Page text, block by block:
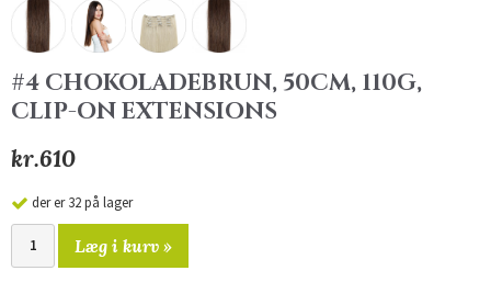
#4 CHOKOLADEBRUN, 50CM, 110G,
CLIP-ON EXTENSIONS
kr.610
der er 32 på lager
Læg i kurv »